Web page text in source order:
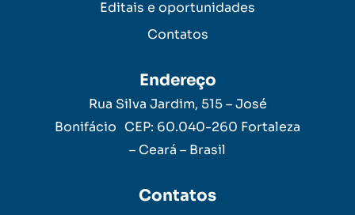
Editais e oportunidades
Contatos
Endereço
Rua Silva Jardim, 515 – José
Bonifácio CEP: 60.040-260 Fortaleza
– Ceará – Brasil
Contatos